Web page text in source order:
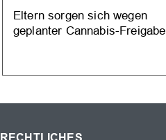
Eltern sorgen sich wegen
geplanter Cannabis-Freigabe